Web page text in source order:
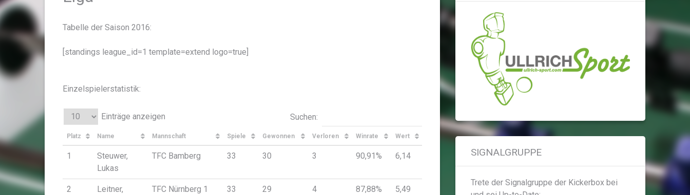
Tabelle der Saison 2016:
[standings league_id=1 template=extend logo=true]
Einzelspielerstatistik:
Einträge anzeigen Suchen:
Platz Name Mannschaft Spiele Gewonnen Verloren Winrate Wert
1
Steuwer,
Lukas
TFC Bamberg 33 30 3 90,91% 6,14
2
Leitner,
TFC Nürnberg 1 33 29 4 87,88% 5,49
SIGNALGRUPPE
Trete der Signalgruppe der Kickerbox bei